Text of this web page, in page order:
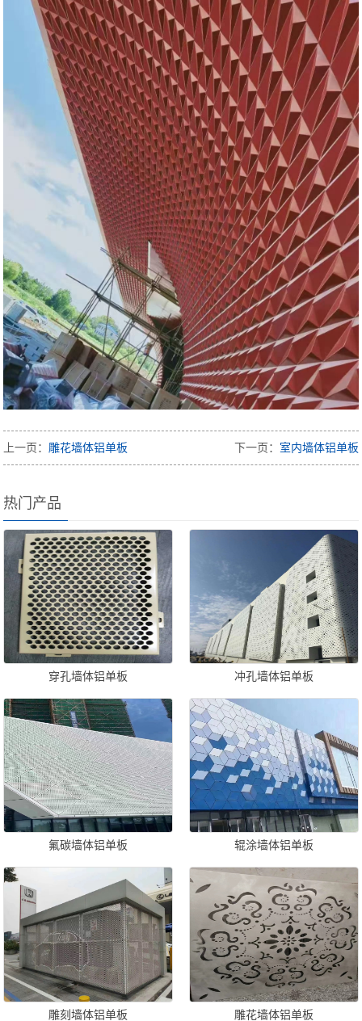
上一页： 雕花墙体铝单板 下一页： 室内墙体铝单板
热门产品
穿孔墙体铝单板 冲孔墙体铝单板
氟碳墙体铝单板 辊涂墙体铝单板
雕刻墙体铝单板 雕花墙体铝单板